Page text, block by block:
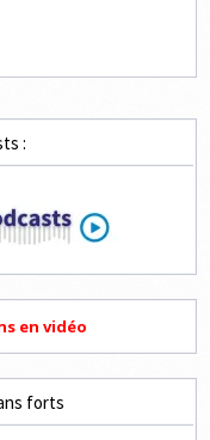
:
en vidéo
forts